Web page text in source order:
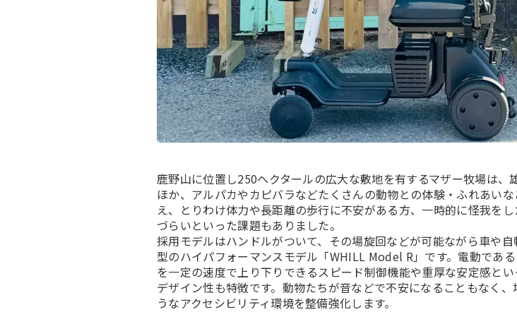
鹿野山に位置し250ヘクタールの広大な敷地を有するマザー牧場は
ほか、アルパカやカピバラなどたくさんの動物との体験・ふれあい
え、とりわけ体力や長距離の歩行に不安がある方、一時的に怪我を
づらいといった課題もありました。
採用モデルはハンドルがついて、その場旋回などが可能ながら車や
型のハイパフォーマンスモデル「WHILL Model R」です。電動であ
を一定の速度で上り下りできるスピード制御機能や重厚な安定感と
デザイン性も特徴です。動物たちが音などで不安になることもなく
うなアクセシビリティ環境を整備強化します。